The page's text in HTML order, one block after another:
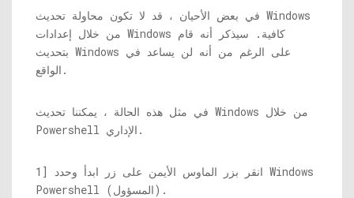
في بعض الأحيان ، قد لا تكون محاولة تحديث Windows
من خلال إعدادات Windows كافية. سيذكر أنه قام
بتحديث Windows على الرغم من أنه لن يساعد في
الواقع.
في مثل هذه الحالة ، يمكننا تحديث Windows من خلال
Powershell الإداري.
1] انقر بزر الماوس الأيمن على زر ابدأ وحدد Windows
Powershell (المسؤول).